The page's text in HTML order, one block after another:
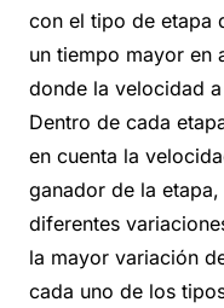
con el tipo de etapa
un tiempo mayor en
donde la velocidad
Dentro de cada
en cuenta la
ganador de la
diferentes
la mayor variación
cada uno de los